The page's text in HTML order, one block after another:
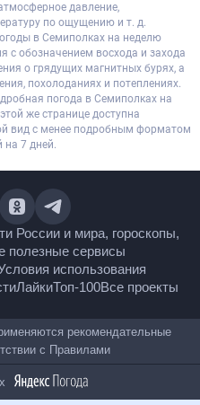
давление,
по ощущению и т. д.
в Семиполках на неделю
с обозначением восхода и захода
о грядущих магнитных бурях, а
похолоданиях и потеплениях.
погода в Семиполках на
же странице доступна
вид с менее подробным форматом
на 7 дней.
России и мира,
полезные сервисы
использования
ЛайкиТоп-100
применяются
в соответствии сПравилами